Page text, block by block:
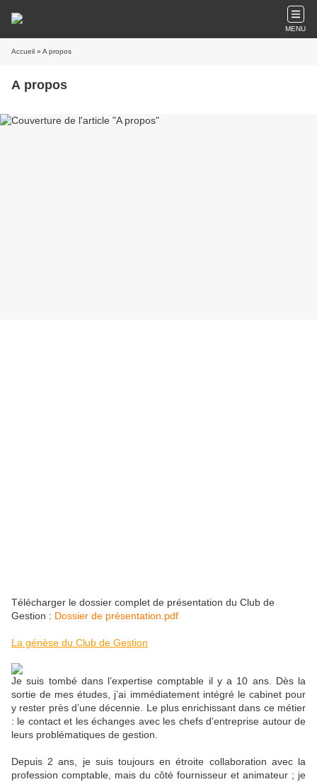
MENU
Accueil » A propos
A propos
Télécharger le dossier complet de présentation du Club de
Gestion : Dossier de présentation.pdf
La génèse du Club de Gestion
Je suis tombé dans l’expertise comptable il y a 10 ans. Dès la
sortie de mes études, j’ai immédiatement intégré le cabinet pour
y rester près d’une décennie. Le plus enrichissant dans ce métier
: le contact et les échanges avec les chefs d’entreprise autour de
leurs problématiques de gestion.
Depuis 2 ans, je suis toujours en étroite collaboration avec la
profession comptable, mais du côté fournisseur et animateur ; je